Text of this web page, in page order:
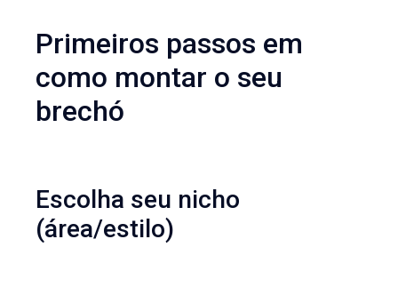
Primeiros passos em
como montar o seu
brechó
Escolha seu nicho
(área/estilo)